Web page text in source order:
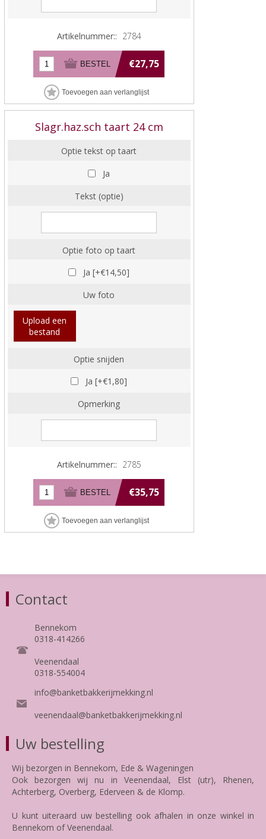
Artikelnummer:: 2784
€27,75
Slagr.haz.sch taart 24 cm
Optie tekst op taart
Ja
Tekst (optie)
Optie foto op taart
Ja [+€14,50]
Uw foto
Upload een
bestand
Optie snijden
Ja [+€1,80]
Opmerking
Artikelnummer:: 2785
€35,75
Contact
Bennekom
0318-414266
Veenendaal
0318-554004
info@banketbakkerijmekking.nl
veenendaal@banketbakkerijmekking.nl
Uw bestelling
Wij bezorgen in Bennekom, Ede & Wageningen
Ook bezorgen wij nu in Veenendaal, Elst (utr), Rhenen,
Achterberg, Overberg, Ederveen & de Klomp.
U kunt uiteraard uw bestelling ook afhalen in onze winkel in
Bennekom of Veenendaal.